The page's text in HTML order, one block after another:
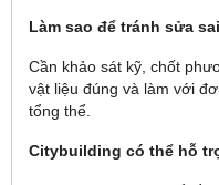
Làm sao để tránh sửa
Cần khảo sát kỹ, chốt
vật liệu đúng và làm với
tổng thể.
Citybuilding có thể hỗ